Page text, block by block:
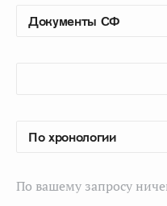
По вашему запросу